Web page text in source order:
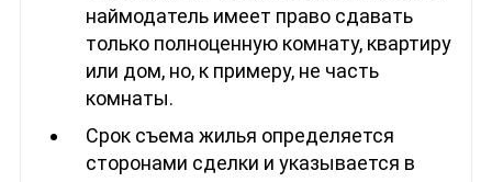
наймодатель имеет право сдавать
только полноценную комнату, квартиру
или дом, но, к примеру, не часть
комнаты.
Срок съема жилья определяется
сторонами сделки и указывается в